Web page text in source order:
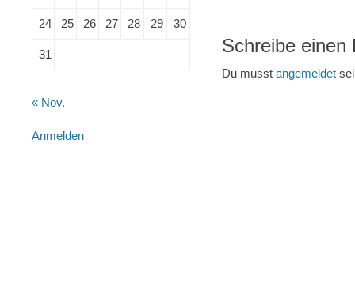
Schreibe einen
Du musst angemeldet
24 25 26 27 28 29 30
31
« Nov.
Anmelden